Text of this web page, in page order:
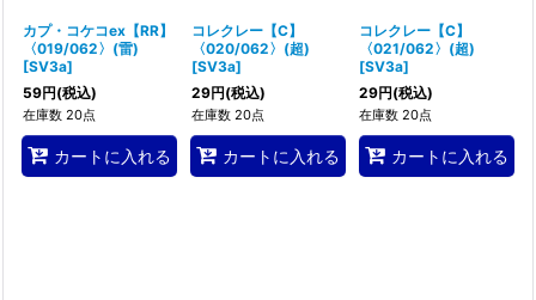
カプ・コケコex【RR】
〈019/062〉(雷)
[SV3a]
59円(税込)
在庫数 20点
カートに入れる
コレクレー【C】
〈020/062〉(超)
[SV3a]
29円(税込)
在庫数 20点
カートに入れる
コレクレー【C】
〈021/062〉(超)
[SV3a]
29円(税込)
在庫数 20点
カートに入れる